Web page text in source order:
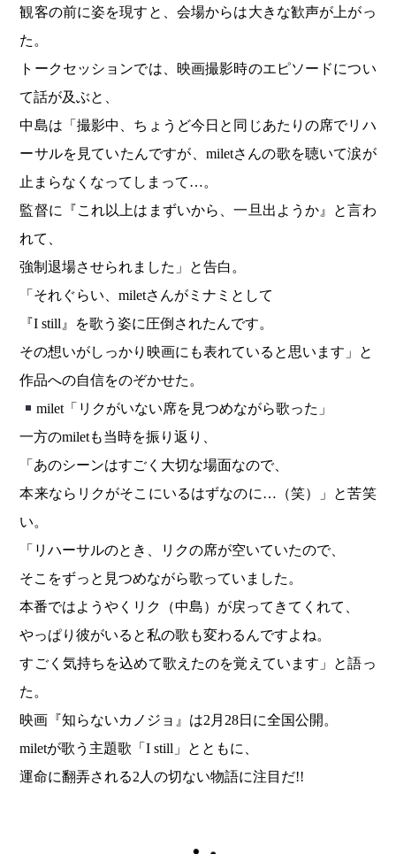
観客の前に姿を現すと、会場からは大きな歓声が上がっ
た。
トークセッションでは、映画撮影時のエピソードについ
て話が及ぶと、
中島は「撮影中、ちょうど今日と同じあたりの席でリハ
ーサルを見ていたんですが、miletさんの歌を聴いて涙が
止まらなくなってしまって…。
監督に『これ以上はまずいから、一旦出ようか』と言わ
れて、
強制退場させられました」と告白。
「それぐらい、miletさんがミナミとして
『I still』を歌う姿に圧倒されたんです。
その想いがしっかり映画にも表れていると思います」と
作品への自信をのぞかせた。
milet「リクがいない席を見つめながら歌った」
一方のmiletも当時を振り返り、
「あのシーンはすごく大切な場面なので、
本来ならリクがそこにいるはずなのに…（笑）」と苦笑
い。
「リハーサルのとき、リクの席が空いていたので、
そこをずっと見つめながら歌っていました。
本番ではようやくリク（中島）が戻ってきてくれて、
やっぱり彼がいると私の歌も変わるんですよね。
すごく気持ちを込めて歌えたのを覚えています」と語っ
た。
映画『知らないカノジョ』は2月28日に全国公開。
miletが歌う主題歌「I still」とともに、
運命に翻弄される2人の切ない物語に注目だ!!